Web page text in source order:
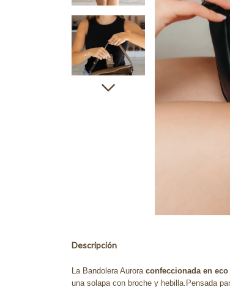
Descripción
La Bandolera Aurora confeccionada en
una solapa con broche y hebilla.Pensada